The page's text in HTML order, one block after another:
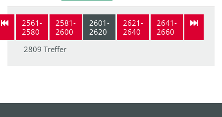
2561-
2580
2581-
2600
2601-
2620
2621-
2640
2641-
2660
2809 Treffer